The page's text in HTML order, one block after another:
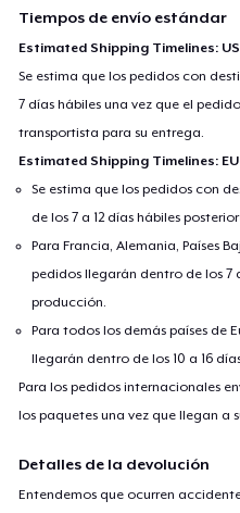
Tiempos de envío estándar
Estimated Shipping Timelines:
Se estima que los pedidos con
7 días hábiles una vez que el
transportista para su entrega.
Estimated Shipping Timelines:
Se estima que los pedidos con
de los 7 a 12 días hábiles
Para Francia, Alemania, Países
pedidos llegarán dentro de los 7
producción.
Para todos los demás países de
llegarán dentro de los 10 a 16
Para los pedidos internacionales
los paquetes una vez que llegan a
Detalles de la devolución
Entendemos que ocurren